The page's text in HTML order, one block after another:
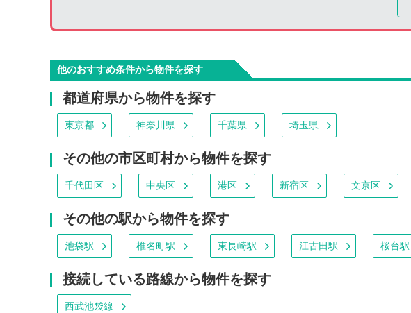
他のおすすめ条件から物件を探す
都道府県から物件を探す
東京都 神奈川県 千葉県 埼玉県
その他の市区町村から物件を探す
千代田区 中央区 港区 新宿区 文京区
その他の駅から物件を探す
池袋駅 椎名町駅 東長崎駅 江古田駅 桜台駅
接続している路線から物件を探す
西武池袋線